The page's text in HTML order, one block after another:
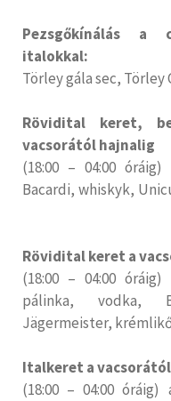
Pezsgőkínálás a
italokkal:
Törley gála sec, Törley
Rövidital keret,
vacsorától
(18:00 – 04:00
Bacardi, whiskyk,
Rövidital keret a
(18:00 – 04:00
pálinka, vodka,
Jägermeister,
Italkeret a
(18:00 – 04:00